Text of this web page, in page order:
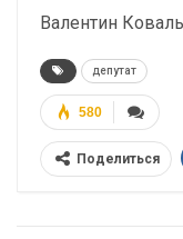
Валентин
депутат
580
Поделиться